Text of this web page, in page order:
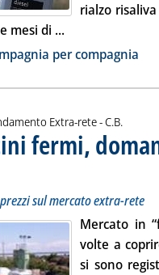
rialzo
mesi di ...Leggi tutta la
PDF alla notizia
per compagnia
Extra-rete -di:
C.B.
fermi,
Andamento dei prezzi sul mercato
sul mercato extra-rete
Mercato in
volte a
si sono